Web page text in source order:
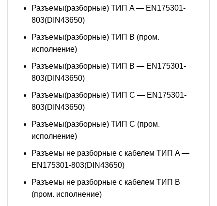
Разъемы(разборные) ТИП A — EN175301-
803(DIN43650)
Разъемы(разборные) ТИП В (пром.
исполнение)
Разъемы(разборные) ТИП B — EN175301-
803(DIN43650)
Разъемы(разборные) ТИП C — EN175301-
803(DIN43650)
Разъемы(разборные) ТИП С (пром.
исполнение)
Разъемы не разборные с кабелем ТИП A —
EN175301-803(DIN43650)
Разъемы не разборные с кабелем ТИП B
(пром. исполнение)